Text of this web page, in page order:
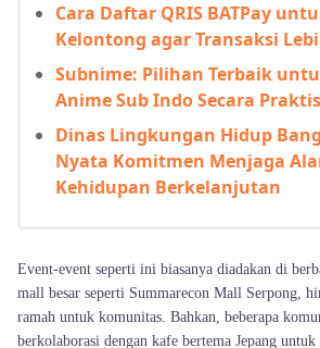
Cara Daftar QRIS BATPay
Kelontong agar Transaksi
Subnime: Pilihan Terbaik
Anime Sub Indo Secara Praktis
Dinas Lingkungan Hidup
Nyata Komitmen Menjaga
Kehidupan Berkelanjutan
Event-event seperti ini biasanya diadakan di
mall besar seperti Summarecon Mall Serpong,
ramah untuk komunitas. Bahkan, beberapa
berkolaborasi dengan kafe bertema Jepang untuk